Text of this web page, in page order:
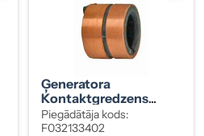
Ģeneratora
Kontaktgredzens
Bosch 17 / 28 X 25 Mm
Piegādātāja kods:
F032133402